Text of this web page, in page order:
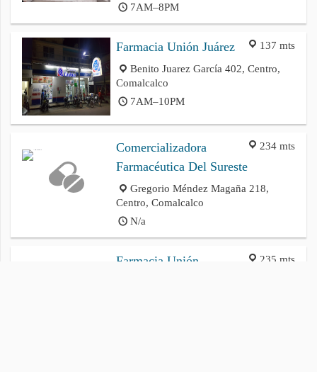
7AM–8PM
137 mts
Farmacia Unión Juárez
Benito Juarez García 402, Centro,
Comalcalco
7AM–10PM
234 mts
Comercializadora
Farmacéutica Del Sureste
Gregorio Méndez Magaña 218,
Centro, Comalcalco
N/a
235 mts
Farmacia Unión